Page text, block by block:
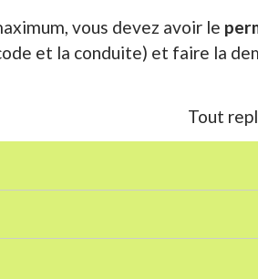
vous devez avoir le
et la conduite) et faire la
Tout